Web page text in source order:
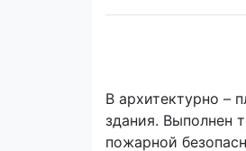
В архитектурно –
здания. Выполнен
пожарной